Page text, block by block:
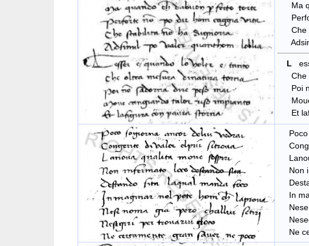
Ma
Che
L
Che
Poi
Moue
Et
Poco
Non
In
Nese
Ne